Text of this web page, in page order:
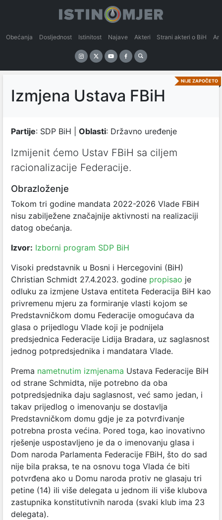
Obećanja Dosljednost Istinitost Najave Akteri Strani akteri o BiH
NIJE ZAPOČETO
Izmjena Ustava FBiH
Partije: SDP BiH | Oblasti: Državno uređenje
Izmijenit ćemo Ustav FBiH sa ciljem
racionalizacije Federacije.
Obrazloženje
Tokom tri godine mandata 2022-2026 Vlade FBiH
nisu zabilježene značajnije aktivnosti na realizaciji
datog obećanja.
Izvor: Izborni program SDP BiH
Visoki predstavnik u Bosni i Hercegovini (BiH)
Christian Schmidt 27.4.2023. godine propisao je
odluku za izmjene Ustava entiteta Federacija BiH kao
privremenu mjeru za formiranje vlasti kojom se
Predstavničkom domu Federacije omogućava da
glasa o prijedlogu Vlade koji je podnijela
predsjednica Federacije Lidija Bradara, uz saglasnost
jednog potpredsjednika i mandatara Vlade.
Prema nametnutim izmjenama Ustava Federacije BiH
od strane Schmidta, nije potrebno da oba
potpredsjednika daju saglasnost, već samo jedan, i
takav prijedlog o imenovanju se dostavlja
Predstavničkom domu gdje je za potvrđivanje
potrebna prosta većina. Pored toga, kao inovativno
rješenje uspostavljeno je da o imenovanju glasa i
Dom naroda Parlamenta Federacije FBiH, što do sad
nije bila praksa, te na osnovu toga Vlada će biti
potvrđena ako u Domu naroda protiv ne glasaju tri
petine (14) ili više delegata u jednom ili više klubova
zastupnika konstitutivnih naroda (svaki klub ima 23
delegata).